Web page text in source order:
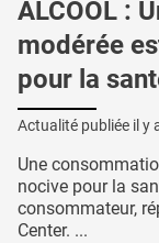
ALCOOL :
modérée
pour la
Actualité publiée il y
Une
nocive pour la
consommateur,
Center. ...